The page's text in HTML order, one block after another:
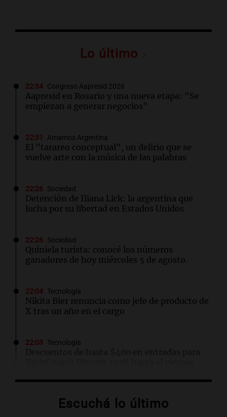
Lo último
22:34 Congreso Aapresid 2026
Aapresid en Rosario y una nueva etapa: "Se
empiezan a generar negocios"
22:31 Amamos Argentina
El "tarareo conceptual", un delirio que se
vuelve arte con la música de las palabras
22:26 Sociedad
Detención de Iliana Lick: la argentina que
lucha por su libertad en Estados Unidos
22:26 Sociedad
Quiniela turista: conocé los números
ganadores de hoy miércoles 5 de agosto.
22:04 Tecnología
Nikita Bier renuncia como jefe de producto de
X tras un año en el cargo
22:03 Tecnología
Descuentos de hasta $400 en entradas para
Madres pidieron por la Ley Joaquín en
Escuchá lo último